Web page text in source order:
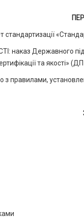
Державного
та якості»
з правилами,